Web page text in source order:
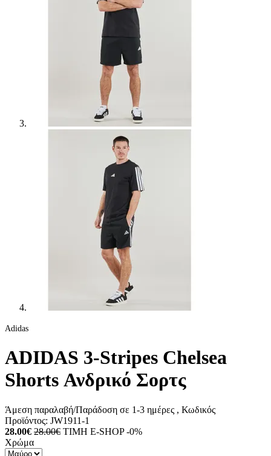
Adidas
ADIDAS 3-Stripes Chelsea
Shorts Ανδρικό Σορτς
Άμεση παραλαβή/Παράδοση σε 1-3 ημέρες , Κωδικός
Προϊόντος: JW1911-1
28.00€ 28.00€ ΤΙΜΗ E-SHOP -0%
Χρώμα